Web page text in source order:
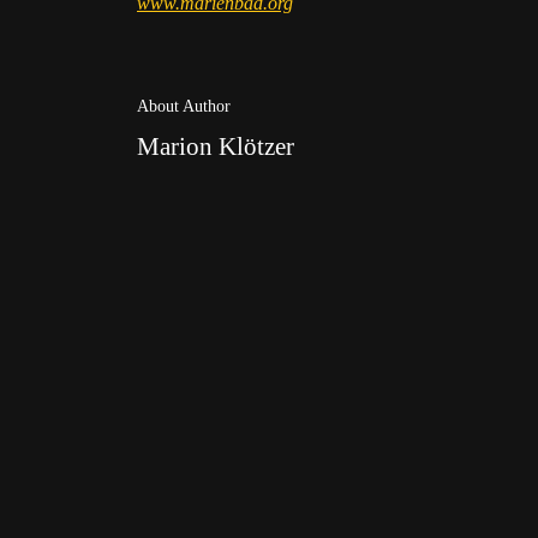
About Author
Marion Klötzer